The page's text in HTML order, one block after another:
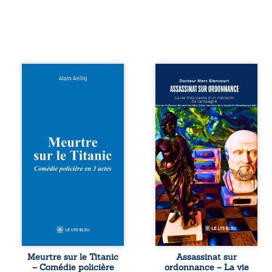
Et si le naufrage
en 1912, un
meurtre est
commis. Le drame
disparaît avec le
tard, la
l’épave fait
resurgir un secret
Meurtre sur le Titanic
– Comédie policière
Assassinat sur
ordonnance – La
vie trépidante
d’un médecin de
campagne est la
réédition enrichie
et actualisée du
témoignage du
Docteur Marc
Biencourt, ancien
médecin de
famille, qui revient
sur son parcours
médical, syndical
et ordinal. Depuis
septembre 2013, il
raconte le long
combat qui l’a
conduit à être
Assassinat sur
ordonnance – La vie